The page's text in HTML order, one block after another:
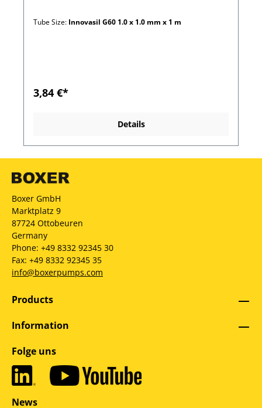
Tube Size: Innovasil G60 1.0 x 1.0 mm x 1 m
3,84 €*
Details
Boxer GmbH
Marktplatz 9
87724 Ottobeuren
Germany
Phone: +49 8332 92345 30
Fax: +49 8332 92345 35
info@boxerpumps.com
Products
Information
Folge uns
News